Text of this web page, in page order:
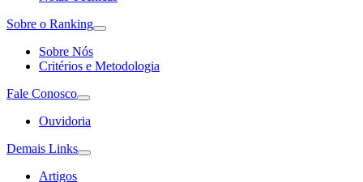
Sobre o Ranking
Sobre Nós
Critérios e Metodologia
Fale Conosco
Ouvidoria
Demais Links
Artigos